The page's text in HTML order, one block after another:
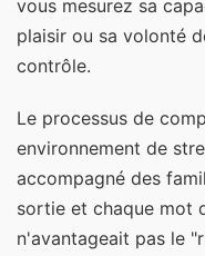
vous mesurez sa
plaisir ou sa volonté
contrôle.
Le processus de
environnement de
accompagné des
sortie et chaque mot
n'avantageait pas le